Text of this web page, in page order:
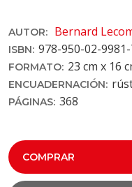
AUTOR: Bernard
ISBN: 978-950-02-
FORMATO: 23 cm x 16
ENCUADERNACIÓN:
PÁGINAS: 368
COMPRAR